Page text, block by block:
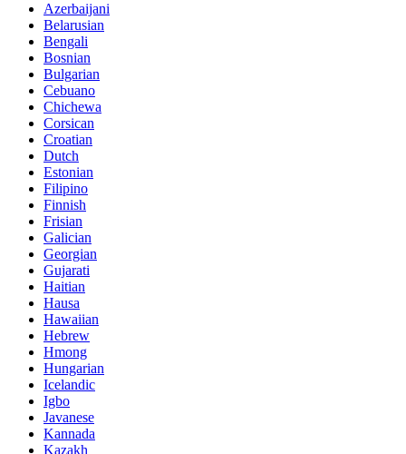
Azerbaijani
Belarusian
Bengali
Bosnian
Bulgarian
Cebuano
Chichewa
Corsican
Croatian
Dutch
Estonian
Filipino
Finnish
Frisian
Galician
Georgian
Gujarati
Haitian
Hausa
Hawaiian
Hebrew
Hmong
Hungarian
Icelandic
Igbo
Javanese
Kannada
Kazakh